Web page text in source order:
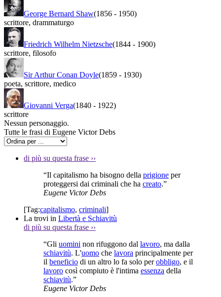
George Bernard Shaw(1856 - 1950)
scrittore, drammaturgo
Friedrich Wilhelm Nietzsche(1844 - 1900)
scrittore, filosofo
Sir Arthur Conan Doyle(1859 - 1930)
poeta, scrittore, medico
Giovanni Verga(1840 - 1922)
scrittore
Nessun personaggio.
Tutte le frasi di Eugene Victor Debs
di più su questa frase ››
“Il capitalismo ha bisogno della prigione per
proteggersi dai criminali che ha creato.”
Eugene Victor Debs
[Tag:capitalismo, criminali]
La trovi in Libertà e Schiavitù
di più su questa frase ››
“Gli uomini non rifuggono dal lavoro, ma dalla
schiavitù. L'uomo che lavora principalmente per
il beneficio di un altro lo fa solo perobbligo, e il
lavoro così compiuto è l'intima essenza della
schiavitù.”
Eugene Victor Debs